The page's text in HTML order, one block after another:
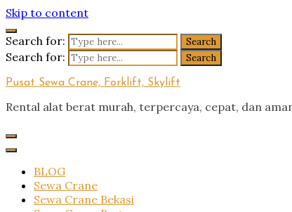
Skip to content
Search for:
Search for:
Pusat Sewa Crane, Forklift, Skylift
Rental alat berat murah, terpercaya, cepat, dan
BLOG
Sewa Crane
Sewa Crane Bekasi